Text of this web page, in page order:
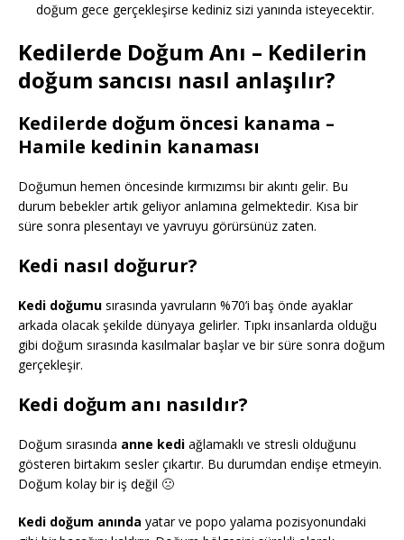
doğum gece gerçekleşirse kediniz sizi yanında isteyecektir.
Kedilerde Doğum Anı – Kedilerin
doğum sancısı nasıl anlaşılır?
Kedilerde doğum öncesi kanama –
Hamile kedinin kanaması
Doğumun hemen öncesinde kırmızımsı bir akıntı gelir. Bu
durum bebekler artık geliyor anlamına gelmektedir. Kısa bir
süre sonra plesentayı ve yavruyu görürsünüz zaten.
Kedi nasıl doğurur?
Kedi doğumu sırasında yavruların %70’i baş önde ayaklar
arkada olacak şekilde dünyaya gelirler. Tıpkı insanlarda olduğu
gibi doğum sırasında kasılmalar başlar ve bir süre sonra doğum
gerçekleşir.
Kedi doğum anı nasıldır?
Doğum sırasında anne kedi ağlamaklı ve stresli olduğunu
gösteren birtakım sesler çıkartır. Bu durumdan endişe etmeyin.
Doğum kolay bir iş değil 🙁
Kedi doğum anında yatar ve popo yalama pozisyonundaki